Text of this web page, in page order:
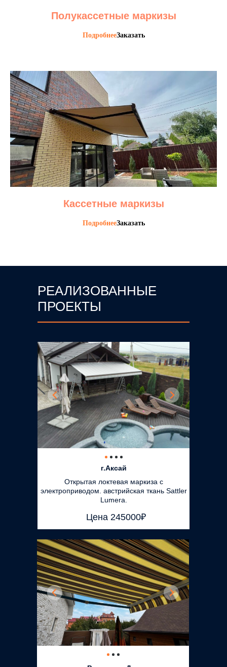
Полукассетные маркизы
ПодробнееЗаказать
Кассетные маркизы
ПодробнееЗаказать
РЕАЛИЗОВАННЫЕ
ПРОЕКТЫ
г.Аксай
Открытая локтевая маркиза с
электроприводом. австрийская ткань Sattler
Lumera.
Цена 245000₽